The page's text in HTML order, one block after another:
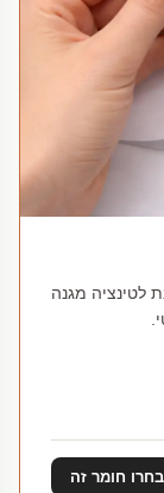
לטינציה מגנה
בחרו חומר זה